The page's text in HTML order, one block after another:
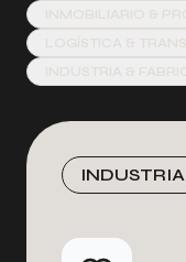
INDUSTRIA